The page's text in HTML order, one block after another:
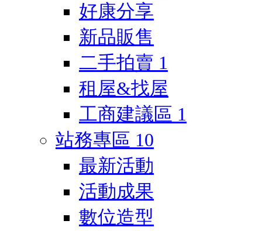
好康分享
新品販售
二手拍賣 1
租屋&找屋
工商建議區 1
站務專區 10
最新活動
活動成果
數位造型